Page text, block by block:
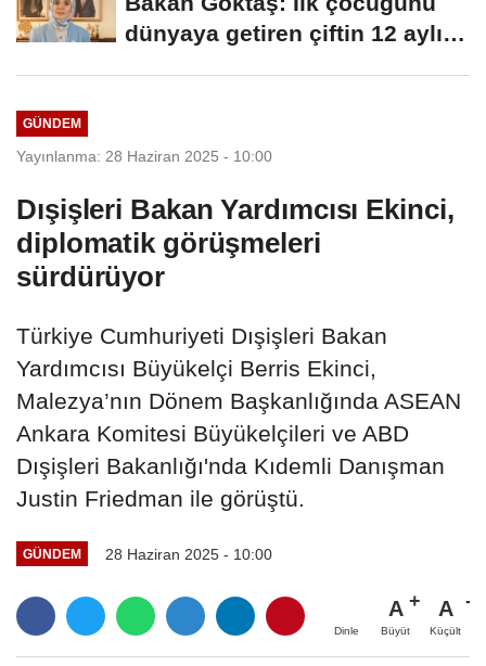
dünyaya getiren çiftin 12 aylık
GÜNDEM
Yayınlanma: 28 Haziran 2025 - 10:00
Dışişleri Bakan Yardımcısı Ekinci,
diplomatik görüşmeleri
sürdürüyor
Türkiye Cumhuriyeti Dışişleri Bakan
Yardımcısı Büyükelçi Berris Ekinci,
Malezya’nın Dönem Başkanlığında ASEAN
Ankara Komitesi Büyükelçileri ve ABD
Dışişleri Bakanlığı'nda Kıdemli Danışman
Justin Friedman ile görüştü.
GÜNDEM 28 Haziran 2025 - 10:00
Dinle
A
Büyüt
A
Küçült